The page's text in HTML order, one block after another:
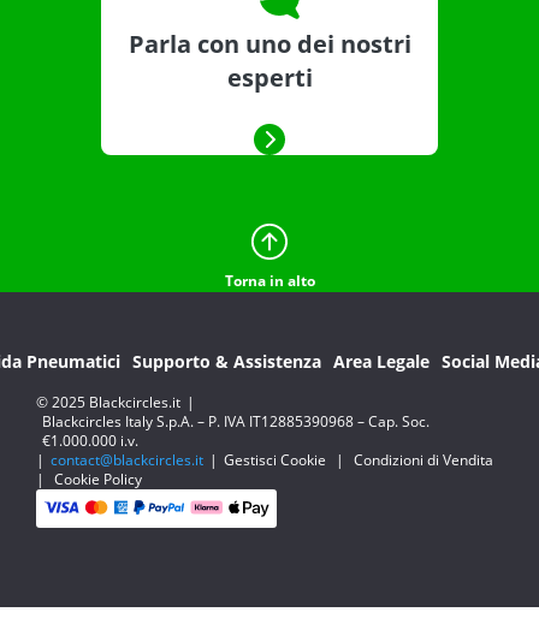
Parla con uno dei nostri
esperti
Torna in alto
Pneumatici Supporto & Assistenza Area Legale Social
© 2025 Blackcircles.it |
Blackcircles Italy S.p.A. – P. IVA IT12885390968 – Cap. Soc.
€1.000.000 i.v.
| contact@blackcircles.it | Gestisci Cookie |
Condizioni di Vendita
|
Cookie Policy